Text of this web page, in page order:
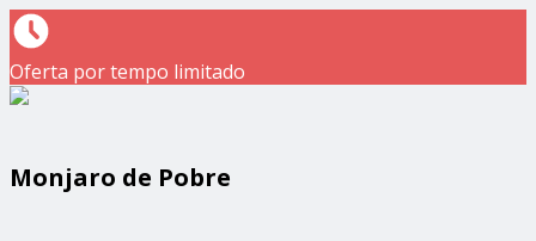
Oferta por tempo limitado
Monjaro de Pobre